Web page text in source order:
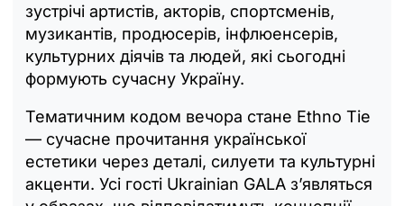
зустрічі артистів, акторів, спортсменів,
музикантів, продюсерів, інфлюенсерів,
культурних діячів та людей, які сьогодні
формують сучасну Україну.
Тематичним кодом вечора стане Ethno Tie
— сучасне прочитання української
естетики через деталі, силуети та культурні
акценти. Усі гості Ukrainian GALA з’являться